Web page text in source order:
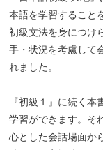
本語を学習すること
初級文法を身につけ
手・状況を考慮して
れました。
『初級１』に続く
学習ができます。そ
心とした会話場面か